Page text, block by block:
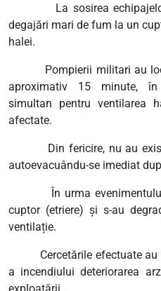
La sosirea echipajelor,
degajări mari de fum la un
halei.
Pompierii militari au
aproximativ 15 minute,
simultan pentru ventilarea
afectate.
Din fericire, nu au
autoevacuându-se imediat
În urma evenimentului,
cuptor (etriere) și s-au
ventilație.
Cercetările efectuate au
a incendiului deteriorarea